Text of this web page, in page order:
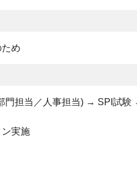
め
門担当／人事担当) → SPI試
実施